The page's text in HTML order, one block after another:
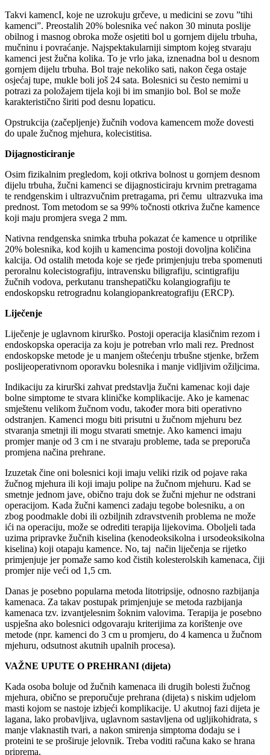
Takvi kamencI, koje ne uzrokuju grčeve, u medicini se zovu ”tihi
kamenci”. Preostalih 20% bolesnika već nakon 30 minuta poslije
obilnog i masnog obroka može osjetiti bol u gornjem dijelu trbuha,
mučninu i povraćanje. Najspektakularniji simptom kojeg stvaraju
kamenci jest žučna kolika. To je vrlo jaka, iznenadna bol u desnom
gornjem dijelu trbuha. Bol traje nekoliko sati, nakon čega ostaje
osjećaj tupe, mukle boli još 24 sata. Bolesnici su često nemirni u
potrazi za položajem tijela koji bi im smanjio bol. Bol se može
karakteristično širiti pod desnu lopaticu.
Opstrukcija (začepljenje) žučnih vodova kamencem može dovesti
do upale žučnog mjehura, kolecistitisa.
Dijagnosticiranje
Osim fizikalnim pregledom, koji otkriva bolnost u gornjem desnom
dijelu trbuha, žučni kamenci se dijagnosticiraju krvnim pretragama
te rendgenskim i ultrazvučnim pretragama, pri čemu ultrazvuka ima
prednost. Tom metodom se sa 99% točnosti otkriva žučne kamence
koji maju promjera svega 2 mm.
Nativna rendgenska snimka trbuha pokazat će kamence u otprilike
20% bolesnika, kod kojih u kamencima postoji dovoljna količina
kalcija. Od ostalih metoda koje se rjeđe primjenjuju treba spomenuti
peroralnu kolecistografiju, intravensku biligrafiju, scintigrafiju
žučnih vodova, perkutanu transhepatičku kolangiografiju te
endoskopsku retrogradnu kolangiopankreatografiju (ERCP).
Liječenje
Liječenje je uglavnom kirurško. Postoji operacija klasičnim rezom i
endoskopska operacija za koju je potreban vrlo mali rez. Prednost
endoskopske metode je u manjem oštećenju trbušne stjenke, bržem
poslijeoperativnom oporavku bolesnika i manje vidljivim ožiljcima.
Indikaciju za kirurški zahvat predstavlja žučni kamenac koji daje
bolne simptome te stvara kliničke komplikacije. Ako je kamenac
smještenu velikom žučnom vodu, također mora biti operativno
odstranjen. Kamenci mogu biti prisutni u žučnom mjehuru bez
stvaranja smetnji ili mogu stvarati smetnje. Ako kamenci imaju
promjer manje od 3 cm i ne stvaraju probleme, tada se preporuča
promjena načina prehrane.
Izuzetak čine oni bolesnici koji imaju veliki rizik od pojave raka
žučnog mjehura ili koji imaju polipe na žučnom mjehuru. Kad se
smetnje jednom jave, obično traju dok se žučni mjehur ne odstrani
operacijom. Kada žučni kamenci zadaju tegobe bolesniku, a on
zbog poodmakle dobi ili ozbiljnih zdravstvenih problema ne može
ići na operaciju, može se odrediti terapija lijekovima. Oboljeli tada
uzima pripravke žučnih kiselina (kenodeoksikolna i ursodeoksikolna
kiselina) koji otapaju kamence. No, taj način liječenja se rijetko
primjenjuje jer pomaže samo kod čistih kolesterolskih kamenaca, čiji
promjer nije veći od 1,5 cm.
Danas je posebno popularna metoda litotripsije, odnosno razbijanja
kamenaca. Za takav postupak primjenjuje se metoda razbijanja
kamenaca tzv. izvantjelesnim šoknim valovima. Terapija je posebno
uspješna ako bolesnici odgovaraju kriterijima za korištenje ove
metode (npr. kamenci do 3 cm u promjeru, do 4 kamenca u žučnom
mjehuru, odsutnost akutnih upalnih procesa).
VAŽNE UPUTE O PREHRANI (dijeta)
Kada osoba boluje od žučnih kamenaca ili drugih bolesti žučnog
mjehura, obično se preporučuje prehrana (dijeta) s niskim udjelom
masti kojom se nastoje izbjeći komplikacije. U akutnoj fazi dijeta je
lagana, lako probavljiva, uglavnom sastavljena od ugljikohidrata, s
manje vlaknastih tvari, a nakon smirenja simptoma dodaju se i
proteini te se proširuje jelovnik. Treba voditi računa kako se hrana
priprema.